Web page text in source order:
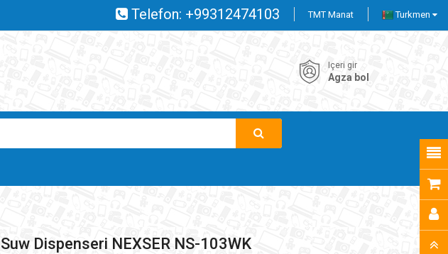
TMT Manat Turkmen
Telefon: +99312474103
Içeri gir
Agza bol
Suw Dispenseri NEXSER NS-103WK